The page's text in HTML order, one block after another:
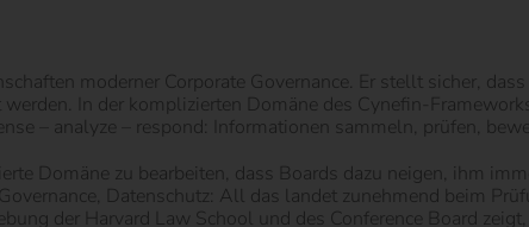
moderner Corporate Governance. Er stellt sicher,
In der komplizierten Domäne des Cynefin-
– analyze – respond: Informationen sammeln, prüfen,
Domäne zu bearbeiten, dass Boards dazu neigen, ihm
Datenschutz: All das landet zunehmend beim
der Harvard Law School und des Conference Board